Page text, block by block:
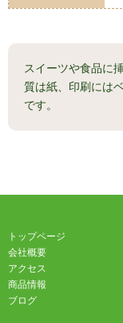
スイーツや食品に
質は紙、印刷には
です。
トップページ
会社概要
アクセス
商品情報
ブログ